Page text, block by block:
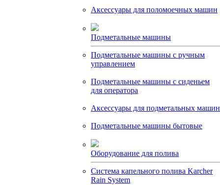
Аксессуары для поломоечных машин
Подметальные машины
Подметальные машины с ручным
управлением
Подметальные машины с сиденьем
для оператора
Аксессуары для подметальных машин
Подметальные машины бытовые
Оборудование для полива
Система капельного полива Karcher
Rain System